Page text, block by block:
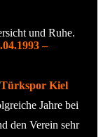
–
Kiel
Jahre bei
den Verein sehr